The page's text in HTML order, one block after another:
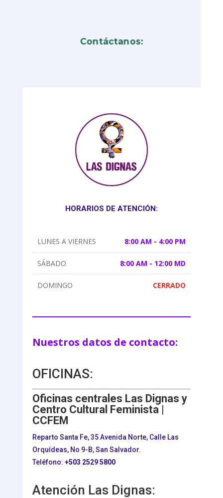
Contáctanos:
HORARIOS DE ATENCIÓN:
LUNES A VIERNES 8:00 AM - 4:00 PM
SÁBADO 8:00 AM - 12:00 MD
DOMINGO CERRADO
Nuestros datos de contacto:
OFICINAS:
Oficinas centrales Las Dignas y
Centro Cultural Feminista |
CCFEM
Reparto Santa Fe, 35 Avenida Norte, Calle Las
Orquídeas, No 9-B, San Salvador.
Teléfono: +503 2529 5800
Atención Las Dignas: